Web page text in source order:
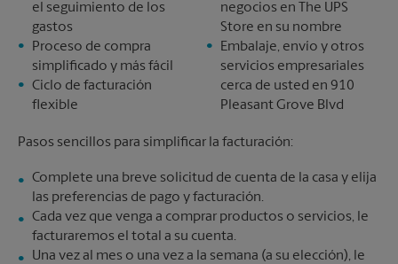
el seguimiento de los
gastos
Proceso de compra
simplificado y más fácil
Ciclo de facturación
flexible
negocios en The UPS
Store en su nombre
Embalaje, envío y otros
servicios empresariales
cerca de usted en 910
Pleasant Grove Blvd
Pasos sencillos para simplificar la facturación:
Complete una breve solicitud de cuenta de la casa y elija
las preferencias de pago y facturación.
Cada vez que venga a comprar productos o servicios, le
facturaremos el total a su cuenta.
Una vez al mes o una vez a la semana (a su elección), le